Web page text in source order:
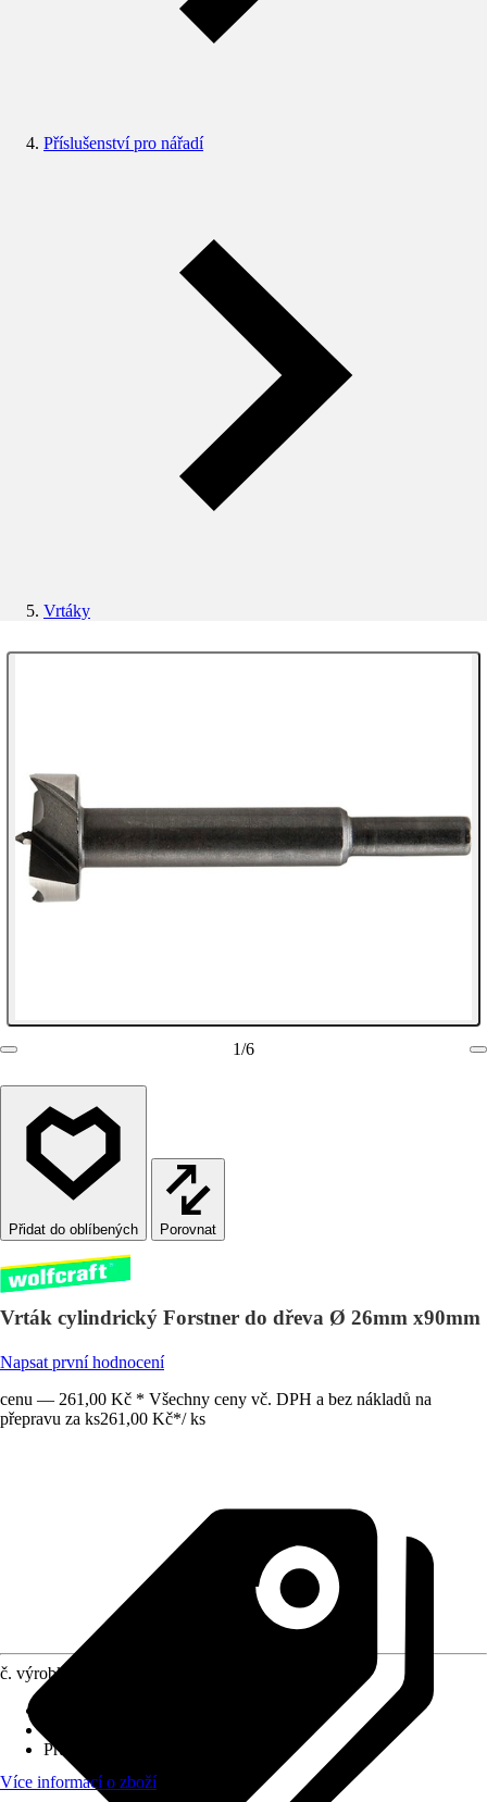
Příslušenství pro nářadí
Vrtáky
1/6
Porovnat
Vrták cylindrický Forstner do dřeva Ø 26mm x90mm
Napsat první hodnocení
cenu — 261,00 Kč * Všechny ceny vč. DPH a bez nákladů na
přepravu za ks261,00 Kč*/ ks
č. výrobku
Průměr (od - do)
Více informací o zboží